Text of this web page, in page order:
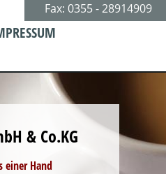
Fax: 0355 - 28914909
& Co.KG
einer Hand